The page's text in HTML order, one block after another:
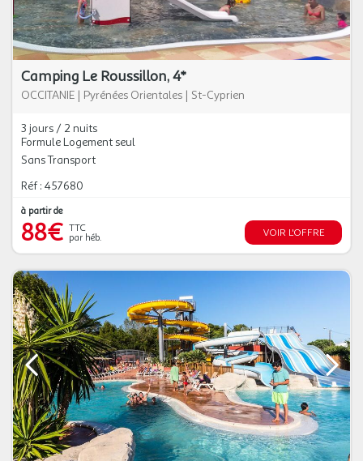
Camping Le Roussillon, 4*
OCCITANIE | Pyrénées Orientales | St-Cyprien
3 jours / 2 nuits
Formule Logement seul
Sans Transport
Réf : 457680
à partir de
88€ TTC
par héb.
VOIR L'OFFRE